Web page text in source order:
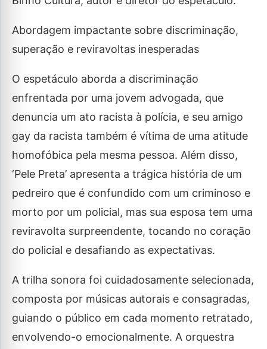
Abordagem impactante sobre discriminação,
superação e reviravoltas inesperadas
O espetáculo aborda a discriminação
enfrentada por uma jovem advogada, que
denuncia um ato racista à polícia, e seu amigo
gay da racista também é vítima de uma atitude
homofóbica pela mesma pessoa. Além disso,
‘Pele Preta’ apresenta a trágica história de um
pedreiro que é confundido com um criminoso e
morto por um policial, mas sua esposa tem uma
reviravolta surpreendente, tocando no coração
do policial e desafiando as expectativas.
A trilha sonora foi cuidadosamente selecionada,
composta por músicas autorais e consagradas,
guiando o público em cada momento retratado,
envolvendo-o emocionalmente. A orquestra